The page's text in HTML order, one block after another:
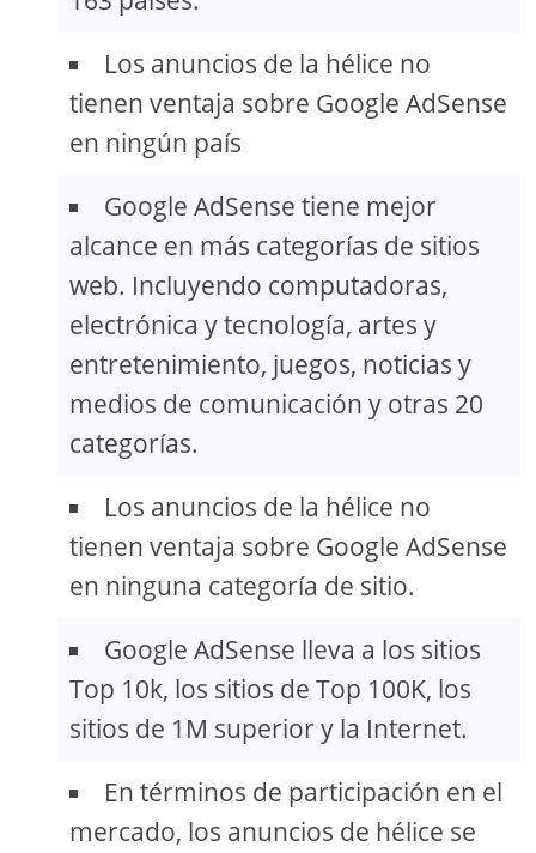
Los anuncios de la hélice no
tienen ventaja sobre Google AdSense
en ningún país
Google AdSense tiene mejor
alcance en más categorías de sitios
web. Incluyendo computadoras,
electrónica y tecnología, artes y
entretenimiento, juegos, noticias y
medios de comunicación y otras 20
categorías.
Los anuncios de la hélice no
tienen ventaja sobre Google AdSense
en ninguna categoría de sitio.
Google AdSense lleva a los sitios
Top 10k, los sitios de Top 100K, los
sitios de 1M superior y la Internet.
En términos de participación en el
mercado, los anuncios de hélice se